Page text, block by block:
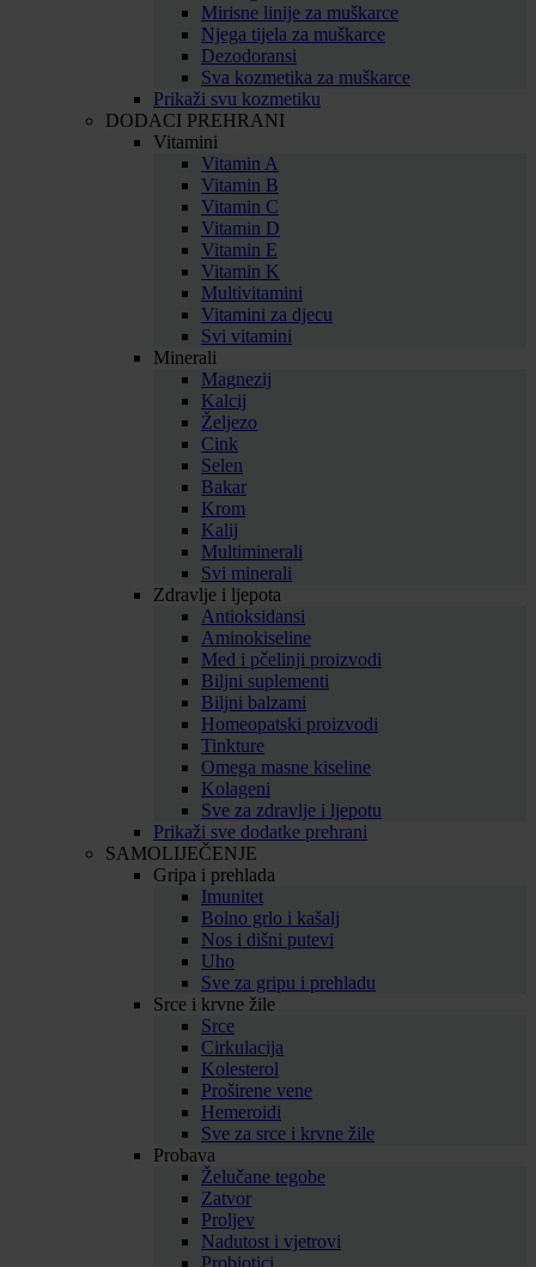
Mirisne linije za muškarce
Njega tijela za muškarce
Dezodoransi
Sva kozmetika za muškarce
Prikaži svu kozmetiku
DODACI PREHRANI
Vitamini
Vitamin A
Vitamin B
Vitamin C
Vitamin D
Vitamin E
Vitamin K
Multivitamini
Vitamini za djecu
Svi vitamini
Minerali
Magnezij
Kalcij
Željezo
Cink
Selen
Bakar
Krom
Kalij
Multiminerali
Svi minerali
Zdravlje i ljepota
Antioksidansi
Aminokiseline
Med i pčelinji proizvodi
Biljni suplementi
Biljni balzami
Homeopatski proizvodi
Tinkture
Omega masne kiseline
Kolageni
Sve za zdravlje i ljepotu
Prikaži sve dodatke prehrani
SAMOLIJEČENJE
Gripa i prehlada
Imunitet
Bolno grlo i kašalj
Nos i dišni putevi
Uho
Sve za gripu i prehladu
Srce i krvne žile
Srce
Cirkulacija
Kolesterol
Proširene vene
Hemeroidi
Sve za srce i krvne žile
Probava
Želučane tegobe
Zatvor
Proljev
Nadutost i vjetrovi
Probiotici